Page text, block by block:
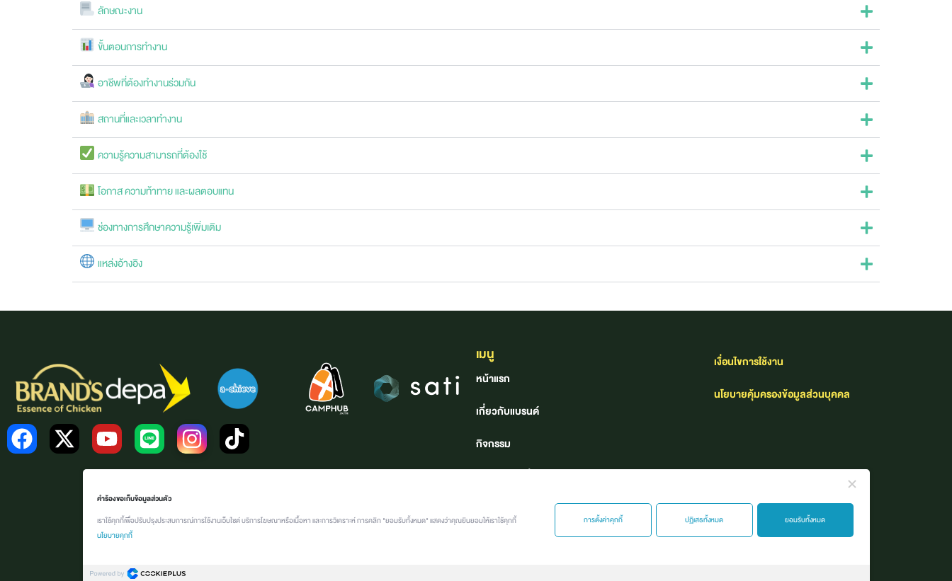
ลักษณะงาน
ขั้นตอนการทำงาน
อาชีพที่ต้องทำงานร่วมกัน
สถานที่และเวลาทำงาน
ความรู้ความสามารถที่ต้องใช้
โอกาส ความท้าทาย และผลตอบแทน
ช่องทางการศึกษาความรู้เพิ่มเติม
แหล่งอ้างอิง
เมนู
หน้าแรก
เกี่ยวกับแบรนด์
กิจกรรม
เงื่อนไขการใช้งาน​
นโยบายคุ้มครองข้อมูลส่วนบุคคล
คำร้องขอเก็บข้อมูลส่วนตัว
เราใช้คุกกี้เพื่อปรับปรุงประสบการณ์การใช้งานเว็บไซต์ บริการโฆษณาหรือเนื้อหา และการวิเคราะห์ การคลิก "ยอมรับทั้งหมด" แสดงว่าคุณยินยอมให้เราใช้คุกกี้
นโยบายคุกกี้
การตั้งค่าคุกกี้ ปฏิเสธทั้งหมด ยอมรับทั้งหมด